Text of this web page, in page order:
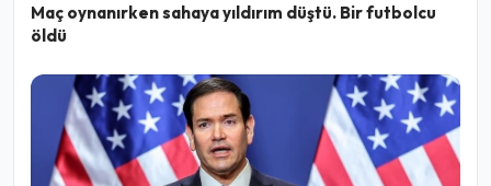
Maç oynanırken sahaya yıldırım düştü. Bir futbolcu
öldü